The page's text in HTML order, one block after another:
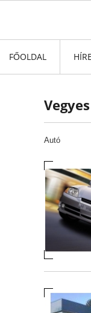
FŐOLDAL
Autó